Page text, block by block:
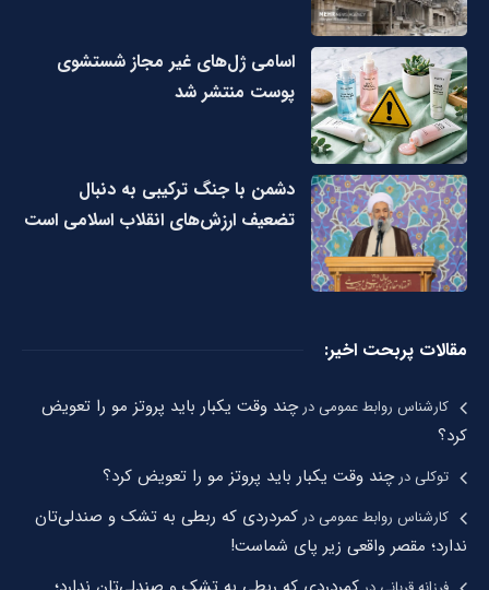
اسامی ژل‌های غیر مجاز شستشوی
پوست منتشر شد
دشمن با جنگ ترکیبی به دنبال
تضعیف ارزش‌های انقلاب اسلامی است
مقالات پربحت اخیر:
کارشناس روابط عمومیدرچند وقت یکبار باید پروتز مو را تعویض
کرد؟
توکلیدرچند وقت یکبار باید پروتز مو را تعویض کرد؟
کارشناس روابط عمومیدر کمردردی که ربطی به تشک و صندلی‌تان
ندارد؛ مقصر واقعی زیر پای شماست!